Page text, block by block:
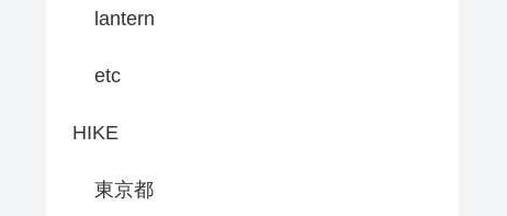
lantern
etc
HIKE
東京都